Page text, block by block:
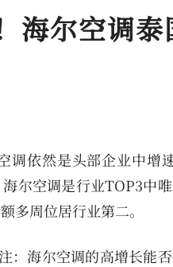
海尔空调
调依然是头部企业中增
尔空调是行业TOP3中
多周位居行业第二。
：海尔空调的高增长能